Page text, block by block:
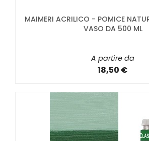
MAIMERI ACRILICO - POMICE
VASO DA 500 ML
A partire da
18,50 €